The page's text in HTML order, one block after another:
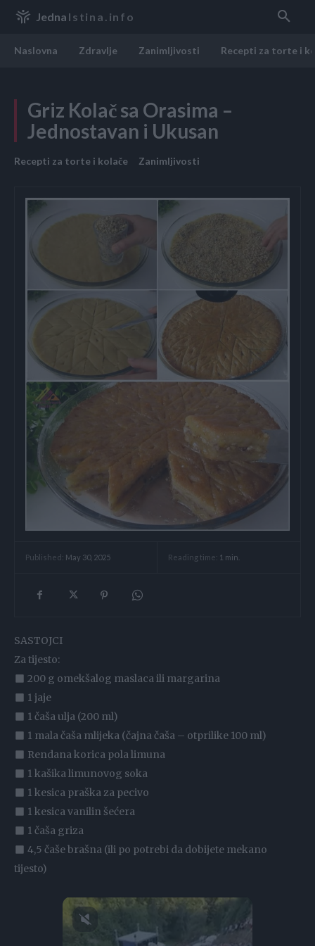
Jedna Istina.info
Naslovna Zdravlje Zanimljivosti Recepti za torte i
Griz Kolač sa Orasima –
Jednostavan i Ukusan
Recepti za torte i kolače Zanimljivosti
Published: May 30, 2025 Reading time: 1 min.
SASTOJCI
Za tijesto:
200 g omekšalog maslaca ili margarina
1 jaje
1 čaša ulja (200 ml)
1 mala čaša mlijeka (čajna čaša – otprilike 100 ml)
Rendana korica pola limuna
1 kašika limunovog soka
1 kesica praška za pecivo
1 kesica vanilin šećera
1 čaša griza
4,5 čaše brašna (ili po potrebi da dobijete mekano
tijesto)